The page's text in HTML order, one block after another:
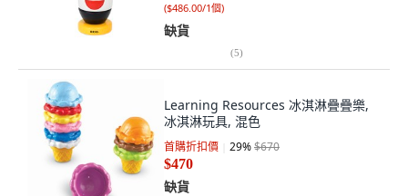
($486.00/1個)
缺貨
(5)
Learning Resources 冰淇淋疊疊樂,
冰淇淋玩具, 混色
首購折扣價 29%$670
$470
缺貨